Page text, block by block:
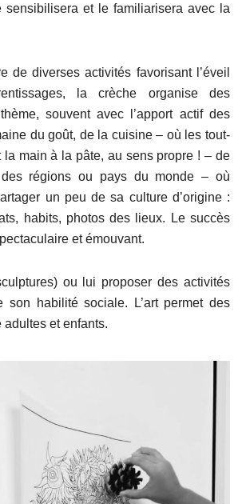
sensibilisera et le familiarisera avec la
de diverses activités favorisant l’éveil
la crèche organise des
souvent avec l’apport actif des
du goût, de la cuisine – où les tout-
la main à la pâte, au sens propre ! – de
des régions ou pays du monde – où
un peu de sa culture d’origine :
habits, photos des lieux. Le succès
et émouvant.
ou lui proposer des activités
son habilité sociale. L’art permet des
adultes et enfants.
fais, arrête d'être ce que tu n'es
Alejandro Jodorowsky